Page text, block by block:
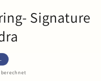
Signature